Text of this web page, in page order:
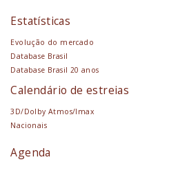
Estatísticas
Evolução do mercado
Database Brasil
Database Brasil 20 anos
Calendário de estreias
3D/Dolby Atmos/Imax
Nacionais
Agenda